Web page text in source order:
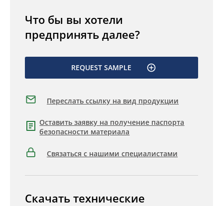
Что бы вы хотели
предпринять далее?
REQUEST SAMPLE
Переслать ссылку на вид продукции
Оставить заявку на получение паспорта
безопасности материала
Связаться с нашими специалистами
Скачать технические